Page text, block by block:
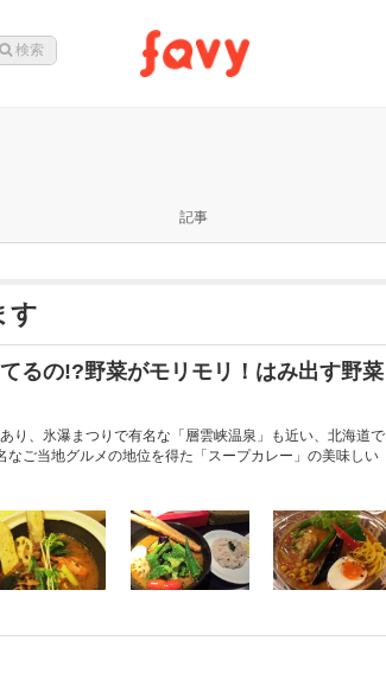
記事
す
るの!?野菜がモリモリ！はみ出す野菜
り、氷瀑まつりで有名な「層雲峡温泉」も近い、北海道で
ご当地グルメの地位を得た「スープカレー」の美味しい